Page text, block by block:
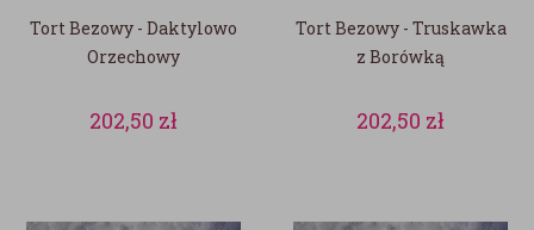
Tort Bezowy - Daktylowo
Orzechowy
202,50 zł
Tort Bezowy - Truskawka
z Borówką
202,50 zł